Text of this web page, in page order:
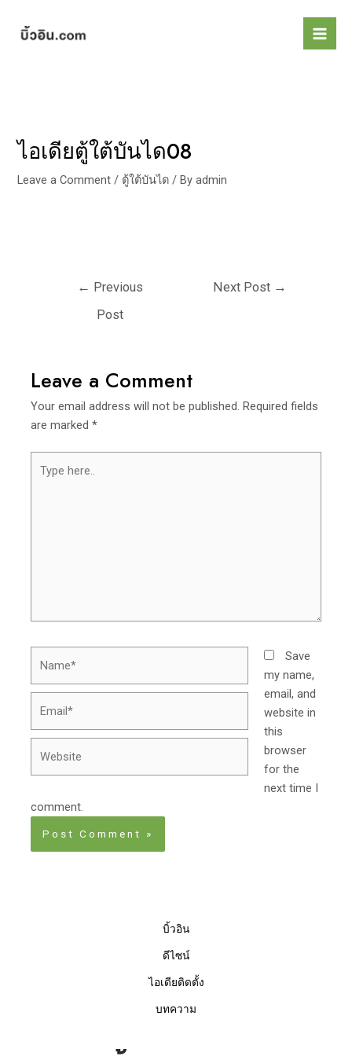
ไอเดียตู้ใต้บันได08
Leave a Comment / ตู้ใต้บันได / Byadmin
navigation
← Previous
Post
Next Post →
Leave a Comment
Your email address will not be published. Required fields
are marked*
here..
Save
my name,
email, and
website in
this
browser
for the
next time I
comment.
บิ้วอิน
ดีไซน์
ไอเดียติดตั้ง
บทความ